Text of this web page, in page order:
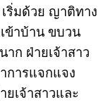
ริ่มด้วย ญาติทาง
ข้าบ้าน ขบวน
ก ฝ่ายเจ้าสาว
การแจกแจง
ยเจ้าสาวและ